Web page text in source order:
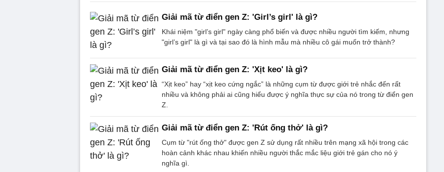
Giải mã từ điển gen Z: 'Girl’s girl' là gì?
Khái niệm "girl’s girl" ngày càng phổ biến và được nhiều người tìm kiếm, nhưng
"girl’s girl" là gì và tại sao đó là hình mẫu mà nhiều cô gái muốn trở thành?
Giải mã từ điển gen Z: 'Xịt keo' là gì?
“Xịt keo” hay “xịt keo cứng ngắc” là những cụm từ được giới trẻ nhắc đến rất
nhiều và không phải ai cũng hiểu được ý nghĩa thực sự của nó trong từ điển gen
Z.
Giải mã từ điển gen Z: 'Rút ống thở' là gì?
Cụm từ "rút ống thở" được gen Z sử dụng rất nhiều trên mạng xã hội trong các
hoàn cảnh khác nhau khiến nhiều người thắc mắc liệu giới trẻ gán cho nó ý
nghĩa gì.